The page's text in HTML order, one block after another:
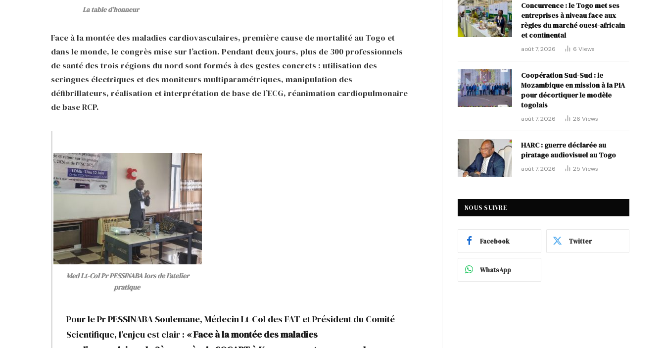
La table d’honneur
Face à la montée des maladies cardiovasculaires, première cause de mortalité au Togo et
dans le monde, le congrès mise sur l’action. Pendant deux jours, plus de 300 professionnels
de santé des trois régions du nord sont formés à des gestes concrets : utilisation des
seringues électriques et des moniteurs multiparamétriques, manipulation des
défibrillateurs, réalisation et interprétation de base de l’ECG, réanimation cardiopulmonaire
de base RCP.
Med Lt-Col Pr PESSINABA lors de l’atelier
pratique
Pour le Pr PESSINABA Soulemane, Médecin Lt-Col des FAT et Président du Comité
Scientifique, l’enjeu est clair : « Face à la montée des maladies
Concurrence : le Togo met ses
entreprises à niveau face aux
règles du marché ouest-africain
et continental
août 7, 2026 6 Views
Coopération Sud-Sud : le
Mozambique en mission à la PIA
pour décortiquer le modèle
togolais
août 7, 2026 26 Views
HARC : guerre déclarée au
piratage audiovisuel au Togo
août 7, 2026 25 Views
NOUS SUIVRE
Facebook Twitter
WhatsApp